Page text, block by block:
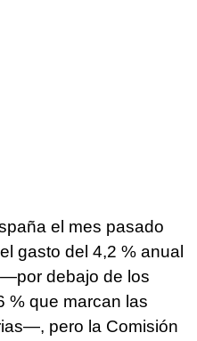
el mes pasado
gasto del 4,2 % anual
debajo de los
% que marcan las
pero la Comisión